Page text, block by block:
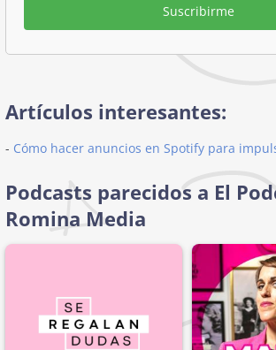
Suscribirme
Artículos interesantes:
- Cómo hacer anuncios en Spotify para
Podcasts parecidos a El
Romina Media